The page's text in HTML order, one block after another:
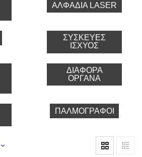
ΑΛΦΆΔΙΑ LASER
ΣΥΣΚΕΥΈΣ
ΙΣΧΎΟΣ
ΔΙΆΦΟΡΑ
ΌΡΓΑΝΑ
ΠΑΛΜΟΓΡΆΦΟΙ